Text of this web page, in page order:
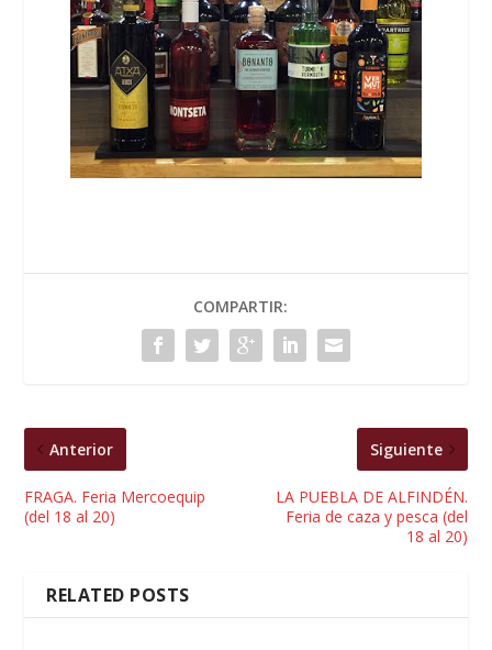
COMPARTIR:
Anterior
FRAGA. Feria Mercoequip
(del 18 al 20)
Siguiente
LA PUEBLA DE ALFINDÉN.
Feria de caza y pesca (del
18 al 20)
RELATED POSTS